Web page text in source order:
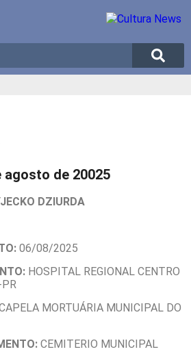
agosto de 20025
DZIURDA
06/08/2025
HOSPITAL REGIONAL CENTRO
PR
MORTUÁRIA MUNICIPAL DO
CEMITERIO MUNICIPAL